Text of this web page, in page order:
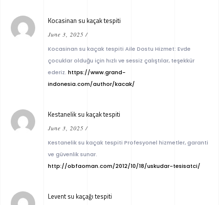
Kocasinan su kaçak tespiti
June 3, 2025 /
Kocasinan su kaçak tespiti Aile Dostu Hizmet: Evde
çocuklar olduğu için hızlı ve sessiz çalıştılar, teşekkür
ederiz. https://www.grand-
indonesia.com/author/kacak/
Kestanelik su kaçak tespiti
June 3, 2025 /
Kestanelik su kaçak tespiti Profesyonel hizmetler, garanti
ve güvenlik sunar.
http://obfaoman.com/2012/10/18/uskudar-tesisatci/
Levent su kaçağı tespiti